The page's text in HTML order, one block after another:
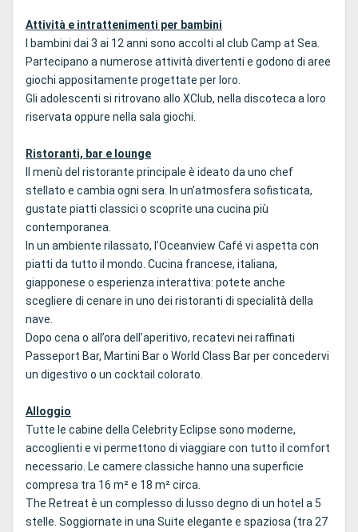
Attività e intrattenimenti per bambini
I bambini dai 3 ai 12 anni sono accolti al club Camp at Sea.
Partecipano a numerose attività divertenti e godono di aree
giochi appositamente progettate per loro.
Gli adolescenti si ritrovano allo XClub, nella discoteca a loro
riservata oppure nella sala giochi.
Ristoranti, bar e lounge
Il menù del ristorante principale è ideato da uno chef
stellato e cambia ogni sera. In un’atmosfera sofisticata,
gustate piatti classici o scoprite una cucina più
contemporanea.
In un ambiente rilassato, l’Oceanview Café vi aspetta con
piatti da tutto il mondo. Cucina francese, italiana,
giapponese o esperienza interattiva: potete anche
scegliere di cenare in uno dei ristoranti di specialità della
nave.
Dopo cena o all’ora dell’aperitivo, recatevi nei raffinati
Passeport Bar, Martini Bar o World Class Bar per concedervi
un digestivo o un cocktail colorato.
Alloggio
Tutte le cabine della Celebrity Eclipse sono moderne,
accoglienti e vi permettono di viaggiare con tutto il comfort
necessario. Le camere classiche hanno una superficie
compresa tra 16 m² e 18 m² circa.
The Retreat è un complesso di lusso degno di un hotel a 5
stelle. Soggiornate in una Suite elegante e spaziosa (tra 27